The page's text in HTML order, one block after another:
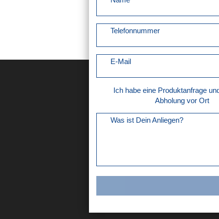
Telefonnummer
E-Mail
Ich habe eine Produktanfrage
Abholung vor Ort
Was ist Dein Anliegen?